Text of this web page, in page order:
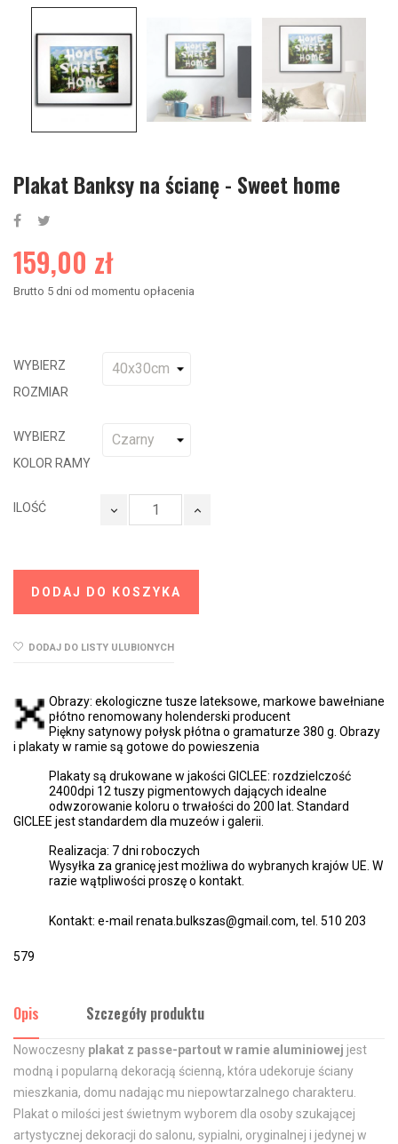
Plakat Banksy na ścianę - Sweet home
159,00 zł
Brutto 5 dni od momentu opłacenia
WYBIERZ
ROZMIAR
WYBIERZ
KOLOR RAMY
ILOŚĆ
DODAJ DO KOSZYKA
DODAJ DO LISTY ULUBIONYCH
Obrazy: ekologiczne tusze lateksowe, markowe bawełniane
płótno renomowany holenderski producent
Piękny satynowy połysk płótna o gramaturze 380 g. Obrazy
i plakaty w ramie są gotowe do powieszenia
Plakaty są drukowane w jakości GICLEE: rozdzielczość
2400dpi 12 tuszy pigmentowych dających idealne
odwzorowanie koloru o trwałości do 200 lat. Standard
GICLEE jest standardem dla muzeów i galerii.
Realizacja: 7 dni roboczych
Wysyłka za granicę jest możliwa do wybranych krajów UE. W
razie wątpliwości proszę o kontakt.
Kontakt: e-mail renata.bulkszas@gmail.com, tel. 510 203
579
Opis Szczegóły produktu
Nowoczesny plakat z passe-partout w ramie aluminiowej jest
modną i popularną dekoracją ścienną, która udekoruje ściany
mieszkania, domu nadając mu niepowtarzalnego charakteru.
Plakat o milości jest świetnym wyborem dla osoby szukającej
artystycznej dekoracji do salonu, sypialni, oryginalnej i jedynej w